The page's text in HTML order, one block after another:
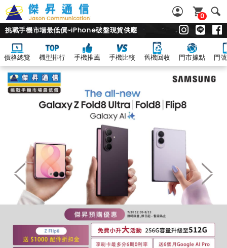
0
挑戰手機市場最低價~iPhone破盤現貨供應
價格總覽 機型排行 手機推薦 手機比較 舊機回收 門市據點 門